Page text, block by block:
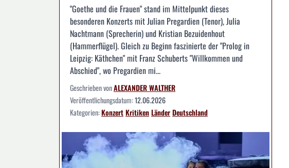
"Goethe und die Frauen" stand im Mittelpunkt dieses
besonderen Konzerts mit Julian Pregardien (Tenor), Julia
Nachtmann (Sprecherin) und Kristian Bezuidenhout
(Hammerflügel). Gleich zu Beginn faszinierte der "Prolog in
Leipzig: Käthchen" mit Franz Schuberts "Willkommen und
Abschied", wo Pregardien mi...
Geschrieben vonALEXANDER WALTHER
Veröffentlichungsdatum:12.06.2026
Kategorien:KonzertKritikenLänderDeutschland